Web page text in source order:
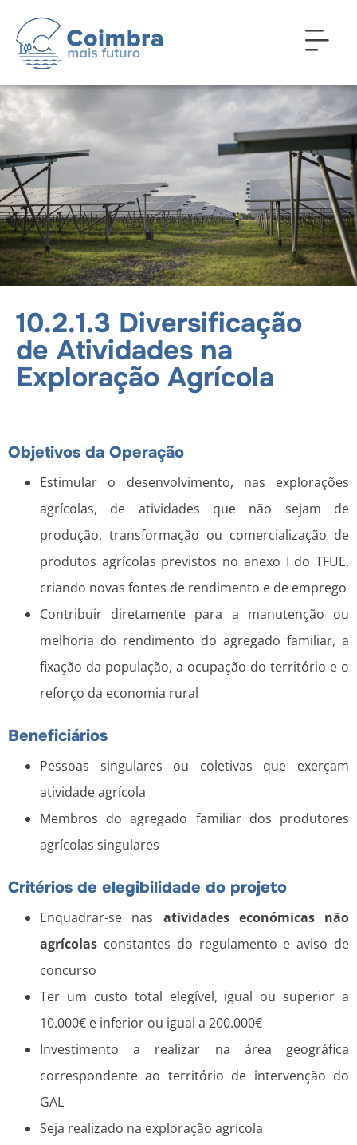
10.2.1.3 Diversificação
de Atividades na
Exploração Agrícola
Objetivos da Operação
Estimular o desenvolvimento, nas explorações
agrícolas, de atividades que não sejam de
produção, transformação ou comercialização de
produtos agrícolas previstos no anexo I do TFUE,
criando novas fontes de rendimento e de emprego
Contribuir diretamente para a manutenção ou
melhoria do rendimento do agregado familiar, a
fixação da população, a ocupação do território e o
reforço da economia rural
Beneficiários
Pessoas singulares ou coletivas que exerçam
atividade agrícola
Membros do agregado familiar dos produtores
agrícolas singulares
Critérios de elegibilidade do projeto
Enquadrar-se nas atividades económicas não
agrícolas constantes do regulamento e aviso de
concurso
Ter um custo total elegível, igual ou superior a
10.000€ e inferior ou igual a 200.000€
Investimento a realizar na área geográfica
correspondente ao território de intervenção do
GAL
Seja realizado na exploração agrícola